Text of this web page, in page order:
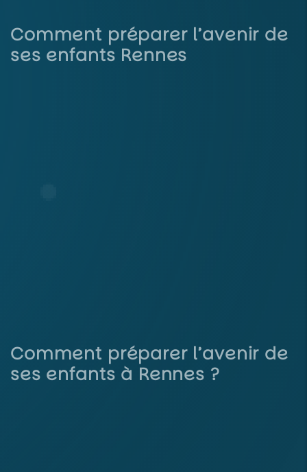
Comment préparer l’avenir de
ses enfants Rennes
Comment préparer l’avenir de
ses enfants à Rennes ?